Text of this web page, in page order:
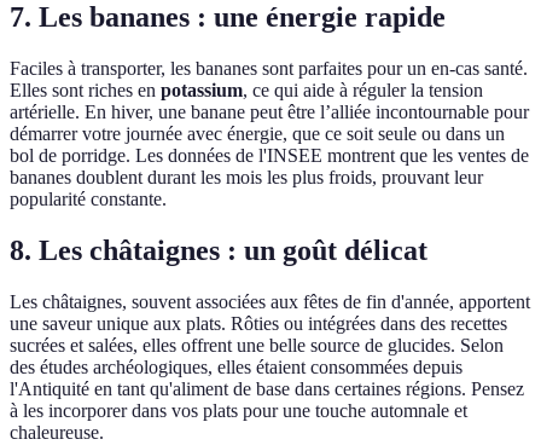
7. Les bananes : une énergie rapide
Faciles à transporter, les bananes sont parfaites pour un en-cas santé.
Elles sont riches en potassium, ce qui aide à réguler la tension
artérielle. En hiver, une banane peut être l’alliée incontournable pour
démarrer votre journée avec énergie, que ce soit seule ou dans un
bol de porridge. Les données de l'INSEE montrent que les ventes de
bananes doublent durant les mois les plus froids, prouvant leur
popularité constante.
8. Les châtaignes : un goût délicat
Les châtaignes, souvent associées aux fêtes de fin d'année, apportent
une saveur unique aux plats. Rôties ou intégrées dans des recettes
sucrées et salées, elles offrent une belle source de glucides. Selon
des études archéologiques, elles étaient consommées depuis
l'Antiquité en tant qu'aliment de base dans certaines régions. Pensez
à les incorporer dans vos plats pour une touche automnale et
chaleureuse.